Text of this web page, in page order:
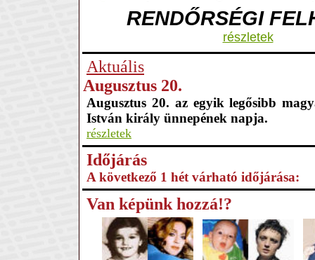
RENDŐRSÉGI
részletek
Aktuális
Augusztus 20.
Augusztus 20. az egyik legősibb
István király ünnepének napja.
részletek
Időjárás
A következő 1 hét várható időjárása:
Van képünk hozzá!?